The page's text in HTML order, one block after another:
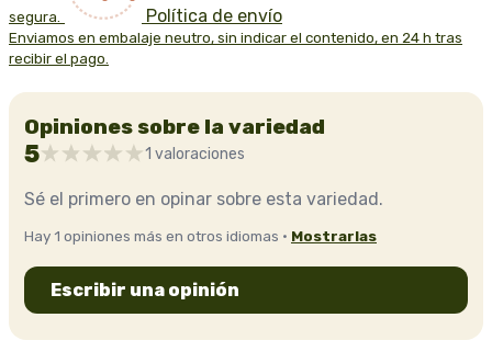
segura. Política de envío
Enviamos en embalaje neutro, sin indicar el contenido, en 24 h tras
recibir el pago.
Opiniones sobre la variedad
5 1 valoraciones
Sé el primero en opinar sobre esta variedad.
Hay 1 opiniones más en otros idiomas · Mostrarlas
Escribir una opinión